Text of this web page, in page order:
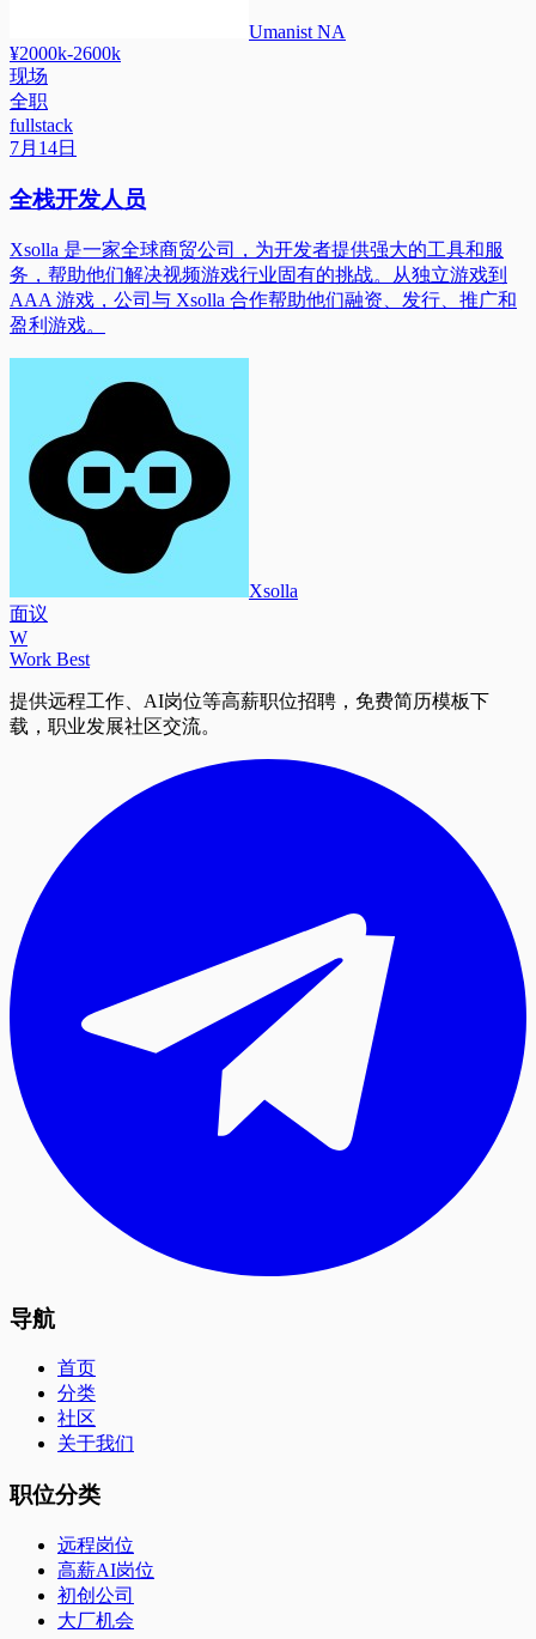
Umanist NA
¥2000k-2600k
现场
全职
fullstack
7月14日
全栈开发人员
Xsolla 是一家全球商贸公司，为开发者提供强大的工具和服
务，帮助他们解决视频游戏行业固有的挑战。从独立游戏到
AAA 游戏，公司与 Xsolla 合作帮助他们融资、发行、推广和
盈利游戏。
Xsolla
面议
W
Work Best
提供远程工作、AI岗位等高薪职位招聘，免费简历模板下
载，职业发展社区交流。
导航
首页
分类
社区
关于我们
职位分类
远程岗位
高薪AI岗位
初创公司
大厂机会